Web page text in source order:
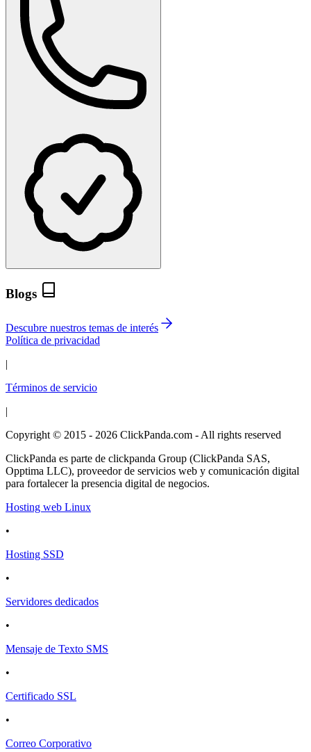
Blogs
Descubre nuestros temas de interés
Política de privacidad
|
Términos de servicio
|
Copyright © 2015 - 2026 ClickPanda.com - All rights reserved
ClickPanda es parte de clickpanda Group (ClickPanda SAS,
Opptima LLC), proveedor de servicios web y comunicación digital
para fortalecer la presencia digital de negocios.
Hosting web Linux
•
Hosting SSD
•
Servidores dedicados
•
Mensaje de Texto SMS
•
Certificado SSL
•
Correo Corporativo